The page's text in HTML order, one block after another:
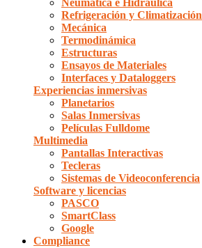
Neumática e Hidráulica
Refrigeración y Climatización
Mecánica
Termodinámica
Estructuras
Ensayos de Materiales
Interfaces y Dataloggers
Experiencias inmersivas
Planetarios
Salas Inmersivas
Películas Fulldome
Multimedia
Pantallas Interactivas
Tecleras
Sistemas de Videoconferencia
Software y licencias
PASCO
SmartClass
Google
Compliance